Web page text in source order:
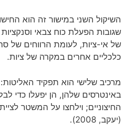
השיקול השני במישור זה הוא
שגובות הפעלת כוח צבאי
של אי-ציות, לעומת הרווחים של
כלכליים אחרים במקרה של ציות.
מרכיב שלישי הוא תפקיד האליטות:
באינטרסים שלהן, הן יפעלו כדי
החיצוניים; וילחצו על המשטר
(יעקב, 2008).